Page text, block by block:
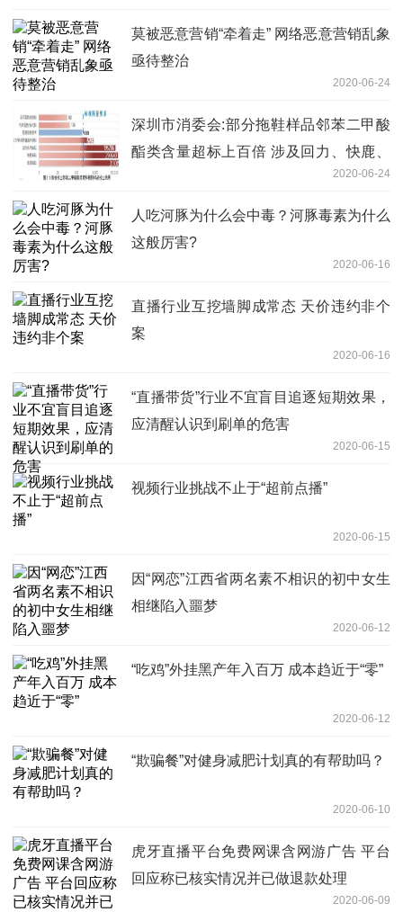
莫被恶意营销“牵着走” 网络恶意营销乱象
亟待整治
2020-06-24
深圳市消委会:部分拖鞋样品邻苯二甲酸
酯类含量超标上百倍 涉及回力、快鹿、
2020-06-24
人吃河豚为什么会中毒？河豚毒素为什么
这般厉害?
2020-06-16
直播行业互挖墙脚成常态 天价违约非个
案
2020-06-16
“直播带货”行业不宜盲目追逐短期效果，
应清醒认识到刷单的危害
2020-06-15
视频行业挑战不止于“超前点播”
2020-06-15
因“网恋”江西省两名素不相识的初中女生
相继陷入噩梦
2020-06-12
“吃鸡”外挂黑产年入百万 成本趋近于“零”
2020-06-12
“欺骗餐”对健身减肥计划真的有帮助吗？
2020-06-10
虎牙直播平台免费网课含网游广告 平台
回应称已核实情况并已做退款处理
2020-06-09